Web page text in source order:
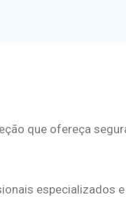
que ofereça
especializados